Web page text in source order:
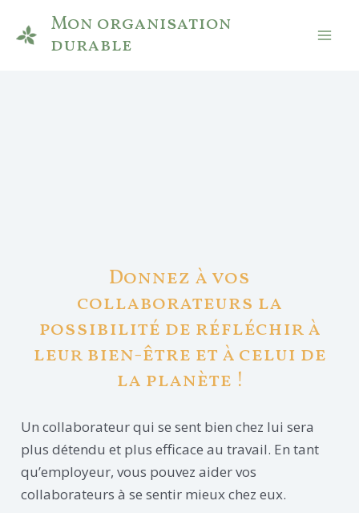
Mon organisation
durable
Donnez à vos
collaborateurs la
possibilité de réfléchir à
leur bien-être et à celui de
la planète !
Un collaborateur qui se sent bien chez lui sera
plus détendu et plus efficace au travail. En tant
qu’employeur, vous pouvez aider vos
collaborateurs à se sentir mieux chez eux.